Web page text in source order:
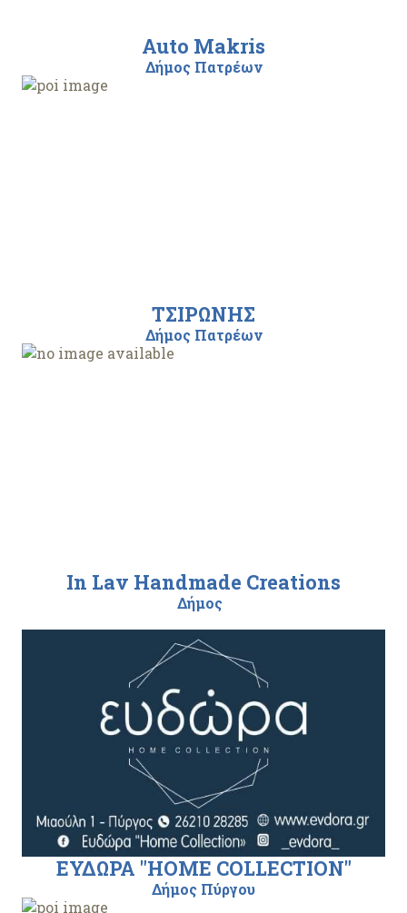
Auto Makris
Δήμος Πατρέων
ΤΣΙΡΩΝΗΣ
Δήμος Πατρέων
In Lav Handmade Creations
Δήμος
ΕΥΔΩΡΑ "HOME COLLECTION"
Δήμος Πύργου